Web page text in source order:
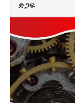
ድጋፍ